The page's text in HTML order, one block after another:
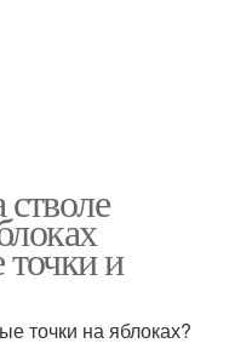
и
точки на яблоках?